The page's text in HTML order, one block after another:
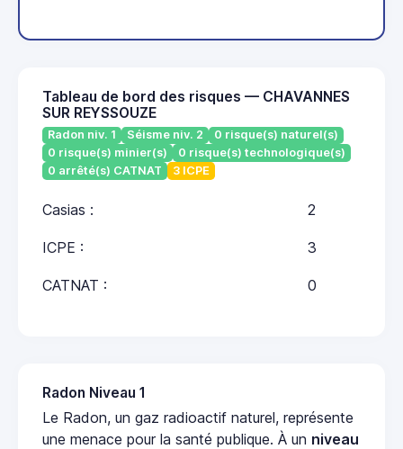
Tableau de bord des risques — CHAVANNES
SUR REYSSOUZE
Radon niv. 1 Séisme niv. 2
0 risque(s) naturel(s)
0 risque(s) minier(s)
0 risque(s) technologique(s)
0 arrêté(s) CATNAT
3 ICPE
Casias : 2
ICPE : 3
CATNAT : 0
Radon Niveau 1
Le Radon, un gaz radioactif naturel, représente
une menace pour la santé publique. À un niveau